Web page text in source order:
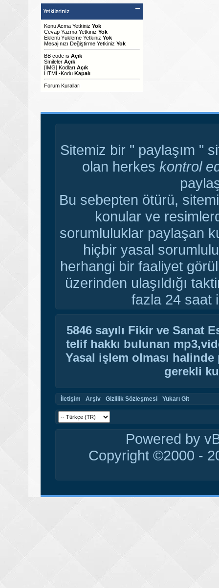
Yetkileriniz
Konu Acma Yetkiniz Yok
Cevap Yazma Yetkiniz Yok
Eklenti Yükleme Yetkiniz Yok
Mesajınızı Değiştirme Yetkiniz Yok
BB code is Açık
Smileler Açık
[IMG] Kodları Açık
HTML-Kodu Kapalı
Forum Kuralları
Sitemiz bir " paylaşım "
olan herkes kontrol
Bu sebepten ötürü,
konular ve
sorumluluklar paylaşan
hiçbir yasal
herhangi bir faaliyet
üzerinden ulaşıldığı
fazla 24 saat
5846 sayılı Fikir ve Sanat
telif hakkı bulunan
Yasal işlem olması
gerekli
İletişim Arşiv Gizlilik Sözleşmesi Yukarı Git
Powered by
Copyright ©2000 -